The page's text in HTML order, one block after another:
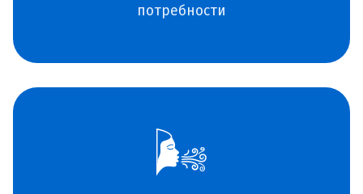
потребности
🌬️